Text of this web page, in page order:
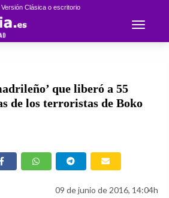
Versión Clásica o escritorio
Toggle
que liberó a 55
de los terroristas de Boko
09 de junio de 2016, 14:04h